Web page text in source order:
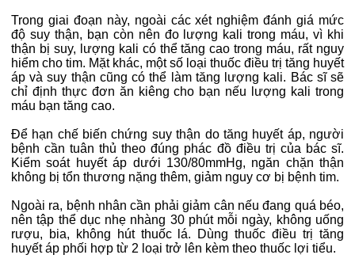
Trong giai đoạn này, ngoài các xét nghiệm đánh giá mức
độ suy thận, bạn còn nên đo lượng kali trong máu, vì khi
thận bị suy, lượng kali có thể tăng cao trong máu, rất nguy
hiểm cho tim. Mặt khác, một số loại thuốc điều trị tăng huyết
áp và suy thận cũng có thể làm tăng lượng kali. Bác sĩ sẽ
chỉ định thực đơn ăn kiêng cho bạn nếu lượng kali trong
máu bạn tăng cao.
Để hạn chế biến chứng suy thận do tăng huyết áp, người
bệnh cần tuân thủ theo đúng phác đồ điều trị của bác sĩ.
Kiểm soát huyết áp dưới 130/80mmHg, ngăn chặn thận
không bị tổn thương nặng thêm, giảm nguy cơ bị bệnh tim.
Ngoài ra, bệnh nhân cần phải giảm cân nếu đang quá béo,
nên tập thể dục nhẹ nhàng 30 phút mỗi ngày, không uống
rượu, bia, không hút thuốc lá. Dùng thuốc điều trị tăng
huyết áp phối hợp từ 2 loại trở lên kèm theo thuốc lợi tiểu.